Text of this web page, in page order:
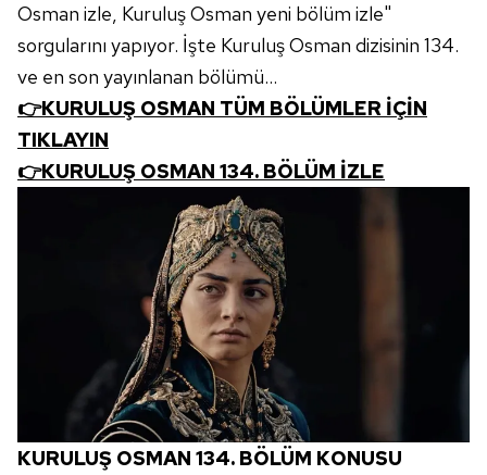
Osman izle, Kuruluş Osman yeni bölüm izle"
sorgularını yapıyor. İşte Kuruluş Osman dizisinin 134.
ve en son yayınlanan bölümü...
👉KURULUŞ OSMAN TÜM BÖLÜMLER İÇİN
TIKLAYIN
👉KURULUŞ OSMAN 134. BÖLÜM İZLE
KURULUŞ OSMAN 134. BÖLÜM KONUSU